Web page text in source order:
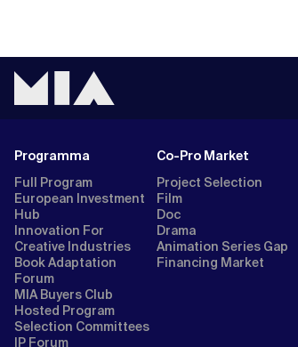
Programma
Full Program
European Investment
Hub
Innovation For
Creative Industries
Book Adaptation
Forum
MIA Buyers Club
Hosted Program
Selection Committees
IP Forum
Co-Pro Market
Project Selection
Film
Doc
Drama
Animation Series Gap
Financing Market